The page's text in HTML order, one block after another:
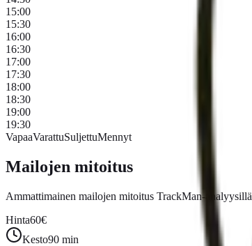
15:00
15:30
16:00
16:30
17:00
17:30
18:00
18:30
19:00
19:30
VapaaVarattuSuljettuMennyt
Mailojen mitoitus
Ammattimainen mailojen mitoitus TrackMan-analyysillä
Hinta60€
Kesto90 min